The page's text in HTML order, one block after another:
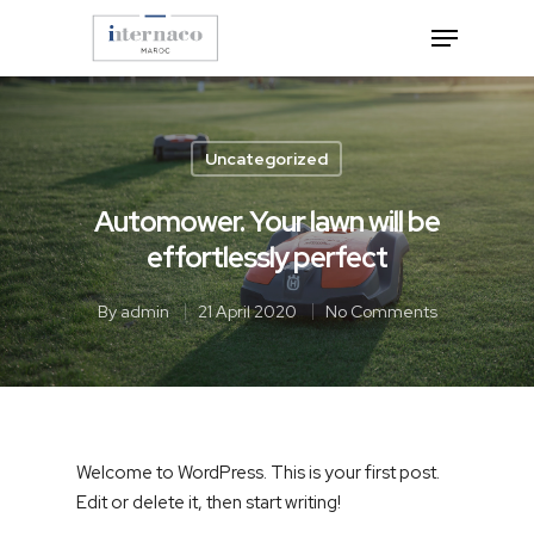
Hit enter to search or ESC to close
Uncategorized
Automower. Your lawn will be
effortlessly perfect
Byadmin 21 April 2020 No Comments
Welcome to WordPress. This is your first post.
Edit or delete it, then start writing!